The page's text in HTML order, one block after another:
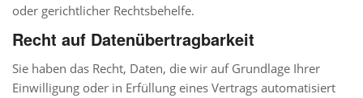
oder gerichtlicher Rechtsbehelfe.
Recht auf Daten­übertrag­barkeit
Sie haben das Recht, Daten, die wir auf Grundlage Ihrer
Einwilligung oder in Erfüllung eines Vertrags automatisiert